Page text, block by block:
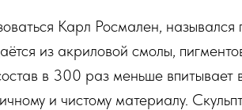
Карл Росмален, назывался
из акриловой смолы,
в 300 раз меньше впитывает
и чистому материалу.